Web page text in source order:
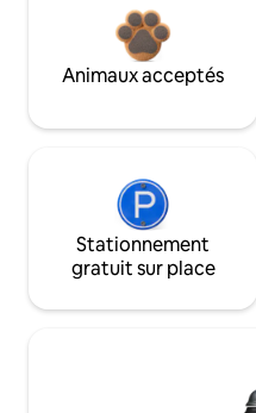
Animaux acceptés
Stationnement
gratuit sur place